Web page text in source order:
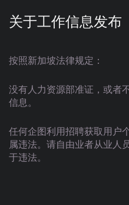
关于工作信息发布
按照新加坡法律规定：
没有人力资源部准证，或者
信息。
任何企图利用招聘获取用户
属违法。请自由业者从业人
于违法。